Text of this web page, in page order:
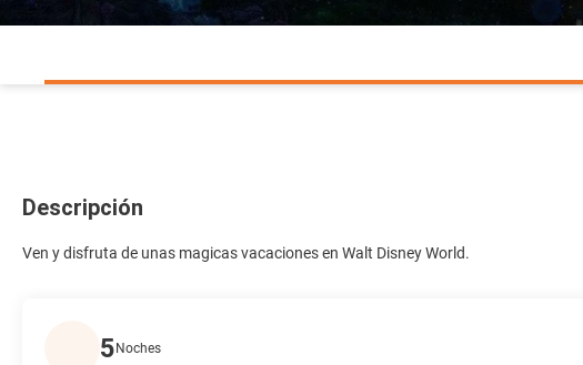
Descripción
Ven y disfruta de unas magicas vacaciones en Walt Disney World.
5 Noches